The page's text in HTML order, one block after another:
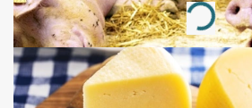
Loading...